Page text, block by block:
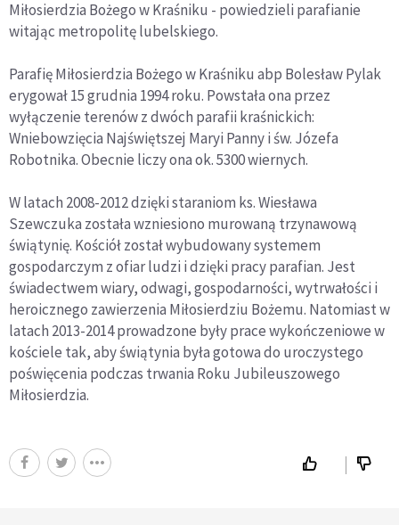
Miłosierdzia Bożego w Kraśniku - powiedzieli parafianie
witając metropolitę lubelskiego.
Parafię Miłosierdzia Bożego w Kraśniku abp Bolesław Pylak
erygował 15 grudnia 1994 roku. Powstała ona przez
wyłączenie terenów z dwóch parafii kraśnickich:
Wniebowzięcia Najświętszej Maryi Panny i św. Józefa
Robotnika. Obecnie liczy ona ok. 5300 wiernych.
W latach 2008-2012 dzięki staraniom ks. Wiesława
Szewczuka została wzniesiono murowaną trzynawową
świątynię. Kościół został wybudowany systemem
gospodarczym z ofiar ludzi i dzięki pracy parafian. Jest
świadectwem wiary, odwagi, gospodarności, wytrwałości i
heroicznego zawierzenia Miłosierdziu Bożemu. Natomiast w
latach 2013-2014 prowadzone były prace wykończeniowe w
kościele tak, aby świątynia była gotowa do uroczystego
poświęcenia podczas trwania Roku Jubileuszowego
Miłosierdzia.